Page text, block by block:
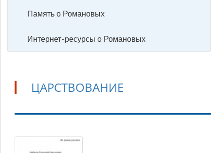
Память о Романовых
Интернет-ресурсы о Романовых
ЦАРСТВОВАНИЕ
Царствование